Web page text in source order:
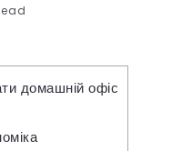
домашній офіс